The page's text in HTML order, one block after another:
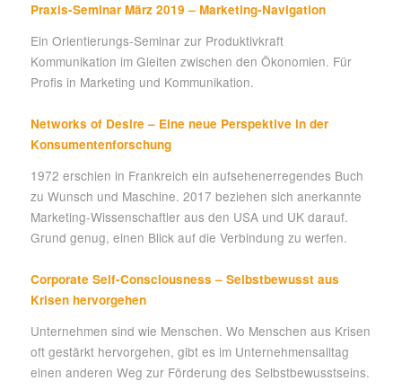
Praxis-Seminar März 2019 – Marketing-Navigation
Ein Orientierungs-Seminar zur Produktivkraft
Kommunikation im Gleiten zwischen den Ökonomien. Für
Profis in Marketing und Kommunikation.
Networks of Desire – Eine neue Perspektive in der
Konsumentenforschung
1972 erschien in Frankreich ein aufsehenerregendes Buch
zu Wunsch und Maschine. 2017 beziehen sich anerkannte
Marketing-Wissenschaftler aus den USA und UK darauf.
Grund genug, einen Blick auf die Verbindung zu werfen.
Corporate Self-Consciousness – Selbstbewusst aus
Krisen hervorgehen
Unternehmen sind wie Menschen. Wo Menschen aus Krisen
oft gestärkt hervorgehen, gibt es im Unternehmensalltag
einen anderen Weg zur Förderung des Selbstbewusstseins.